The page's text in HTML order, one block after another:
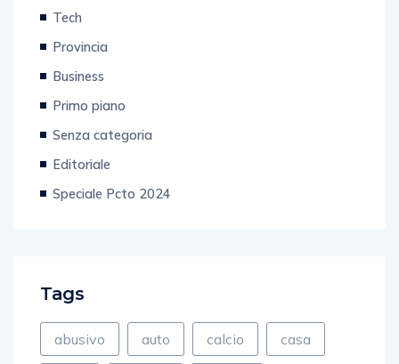
Tech
Provincia
Business
Primo piano
Senza categoria
Editoriale
Speciale Pcto 2024
Tags
abusivo auto calcio casa